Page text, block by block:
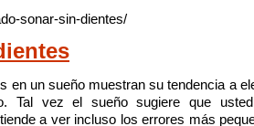
sonar-sin-dientes/
en un sueño muestran su tendencia a
Tal vez el sueño sugiere que
a ver incluso los errores más